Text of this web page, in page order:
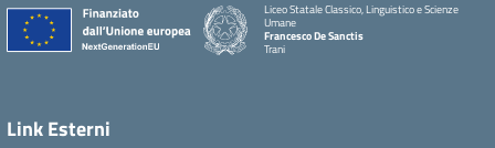
Liceo Statale Classico, Linguistico e Scienze
Umane
Francesco De Sanctis
Trani
Link Esterni